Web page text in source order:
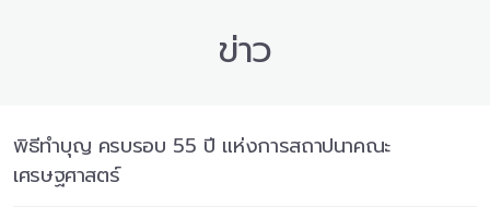
ข่าว
พิธีทำบุญ ครบรอบ 55 ปี แห่งการสถาปนาคณะ
เศรษฐศาสตร์